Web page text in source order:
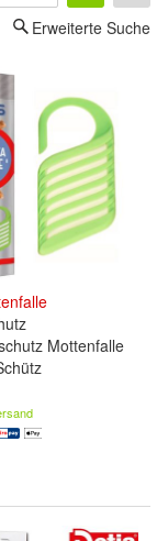
Erweiterte Suche
Mottenfalle